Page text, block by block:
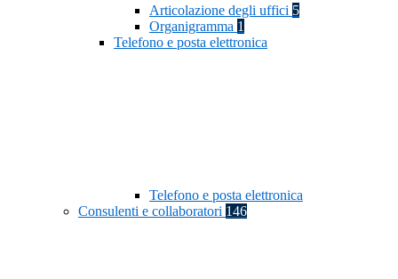
Articolazione degli uffici 5
Organigramma 1
Telefono e posta elettronica
Telefono e posta elettronica
Consulenti e collaboratori 146